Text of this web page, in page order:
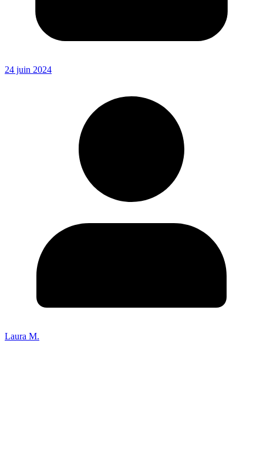
24 juin 2024
Laura M.